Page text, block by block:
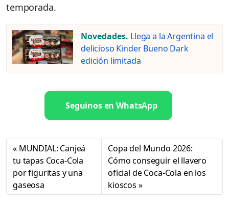
temporada.
Novedades. Llega a la Argentina el
delicioso Kinder Bueno Dark
edición limitada
Seguinos en WhatsApp
MUNDIAL: Canjeá
tu tapas Coca-Cola
por figuritas y una
gaseosa
Copa del Mundo 2026:
Cómo conseguir el llavero
oficial de Coca-Cola en los
kioscos